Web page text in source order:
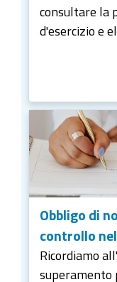
consultare la
d'esercizio e
Obbligo di
controllo
Ricordiamo
superamento